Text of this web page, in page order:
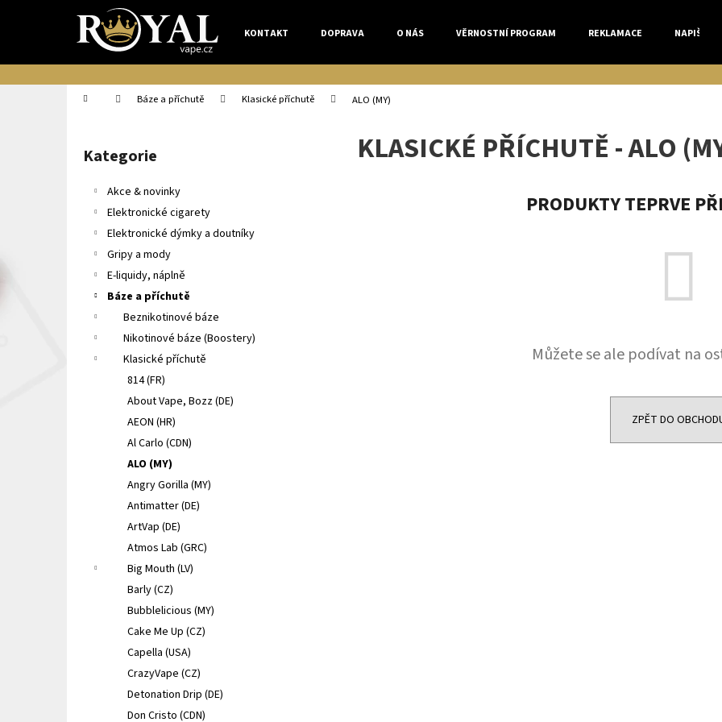
KONTAKT DOPRAVA O NÁS VĚRNOSTNÍ PROGRAM REKLAMACE NAPIŠTE
Domů Báze a příchutě Klasické příchutě ALO (MY)
Přeskočit
kategorie
Kategorie
Akce & novinky
Elektronické cigarety
Elektronické dýmky a doutníky
Gripy a mody
E-liquidy, náplně
Báze a příchutě
Beznikotinové báze
Nikotinové báze (Boostery)
Klasické příchutě
814 (FR)
About Vape, Bozz (DE)
AEON (HR)
Al Carlo (CDN)
ALO (MY)
Angry Gorilla (MY)
Antimatter (DE)
ArtVap (DE)
Atmos Lab (GRC)
Big Mouth (LV)
Barly (CZ)
Bubblelicious (MY)
Cake Me Up (CZ)
Capella (USA)
CrazyVape (CZ)
Detonation Drip (DE)
Don Cristo (CDN)
KLASICKÉ PŘÍCHUTĚ - ALO
PRODUKTY TEPRVE
Můžete se ale podívat na
ZPĚT DO
í
k
Zpět
do
obchodu
Zpět
do
obchodu
Co potřebujete najít?
HLEDAT
LIQUA ELEMENTS APPLE 10ML 6MG
Původně:165 Kč
JOYETECH BF SS316 ATOMIZER 0,6OHM
DEKANG DESERT
Původně:195 Kč